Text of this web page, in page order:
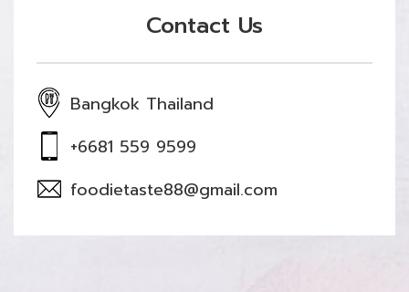
Contact Us
Bangkok Thailand
+6681 559 9599
foodietaste88@gmail.com